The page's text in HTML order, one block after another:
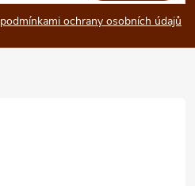
podmínkami ochrany osobních údajů